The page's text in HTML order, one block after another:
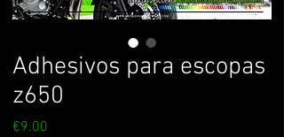
Adhesivos para escopas
z650
€9.00